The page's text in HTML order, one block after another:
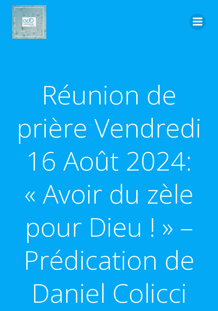
Réunion de
prière Vendredi
16 Août 2024:
« Avoir du zèle
pour Dieu ! » –
Prédication de
Daniel Colicci